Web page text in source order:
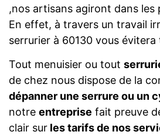
,nos artisans agiront dans les
En effet, à travers un travail
serrurier à 60130 vous
Tout menuisier ou tout
de chez nous dispose de la
dépanner une serrure ou un
notre entreprise fait preuve
clair sur les tarifs de nos